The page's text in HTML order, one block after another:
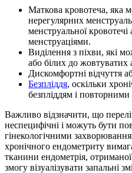
Маткова кровотеча, яка
нерегулярних
менструальної
менструаціями.
Виділення з піхви, які
або білих до жовтуватих
Дискомфортні відчуття
Безпліддя, оскiльки
безпліддям і
Важливо відзначити, що
неспецифічні і можуть бути
гінекологічними
хронічного ендометриту
тканини ендометрія,
змогу візуалізувати запальні